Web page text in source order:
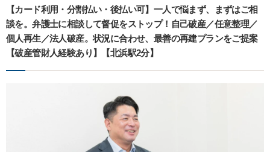
【カード利用・分割払い・後払い可】一人で悩まず、まずはご相
談を。弁護士に相談して督促をストップ！自己破産／任意整理／
個人再生／法人破産。状況に合わせ、最善の再建プランをご提案
【破産管財人経験あり】【北浜駅2分】